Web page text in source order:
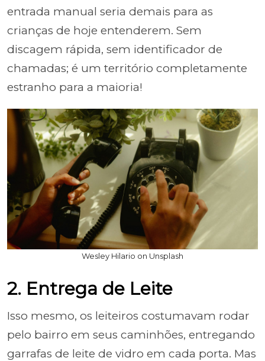
entrada manual seria demais para as
crianças de hoje entenderem. Sem
discagem rápida, sem identificador de
chamadas; é um território completamente
estranho para a maioria!
Wesley Hilario on Unsplash
2. Entrega de Leite
Isso mesmo, os leiteiros costumavam rodar
pelo bairro em seus caminhões, entregando
garrafas de leite de vidro em cada porta. Mas